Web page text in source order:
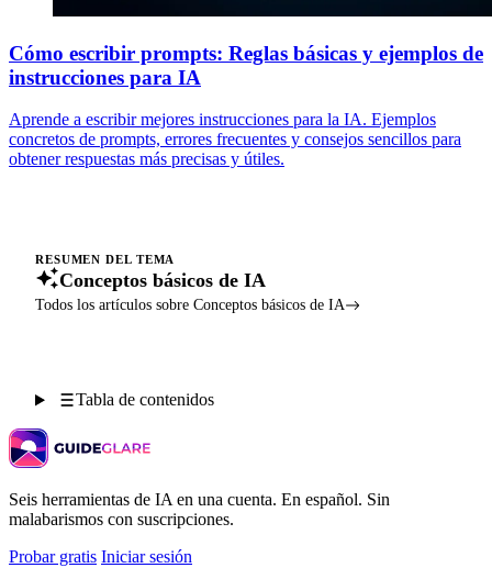
Cómo escribir prompts: Reglas básicas y ejemplos de
instrucciones para IA
Aprende a escribir mejores instrucciones para la IA. Ejemplos
concretos de prompts, errores frecuentes y consejos sencillos para
obtener respuestas más precisas y útiles.
RESUMEN DEL TEMA
Conceptos básicos de IA
Todos los artículos sobre Conceptos básicos de IA
Tabla de contenidos
Seis herramientas de IA en una cuenta. En español. Sin
malabarismos con suscripciones.
Probar gratis Iniciar sesión